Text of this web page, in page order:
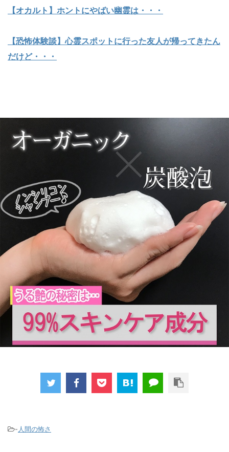
【オカルト】ホントにやばい幽霊は・・・
【恐怖体験談】心霊スポットに行った友人が帰ってきたん
だけど・・・
- 人間の怖さ